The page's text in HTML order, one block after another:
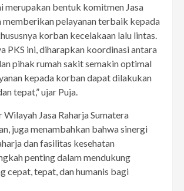
merupakan bentuk komitmen Jasa
memberikan pelayanan terbaik kepada
korban kecelakaan lalu lintas.
PKS ini, diharapkan koordinasi antara
pihak rumah sakit semakin optimal
kepada korban dapat dilakukan
tepat,” ujar Puja.
Jasa Raharja Sumatera
juga menambahkan bahwa sinergi
dan fasilitas kesehatan
penting dalam mendukung
cepat, tepat, dan humanis bagi